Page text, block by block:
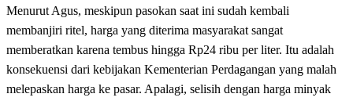
Menurut Agus, meskipun pasokan saat ini sudah kembali
membanjiri ritel, harga yang diterima masyarakat sangat
memberatkan karena tembus hingga Rp24 ribu per liter. Itu adalah
konsekuensi dari kebijakan Kementerian Perdagangan yang malah
melepaskan harga ke pasar. Apalagi, selisih dengan harga minyak